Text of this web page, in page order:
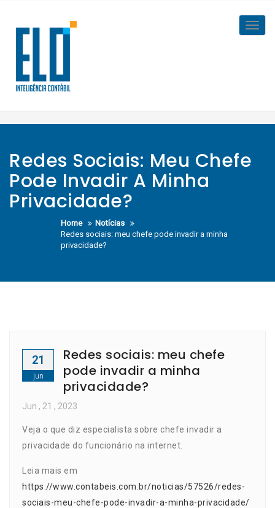
content
Redes Sociais: Meu Chefe
Pode Invadir A Minha
Privacidade?
Home
Notícias
Redes sociais: meu chefe pode invadir a minha
privacidade?
21
jun
Redes sociais: meu chefe
pode invadir a minha
privacidade?
Jun , 21 , 2023
Veja o que diz especialista sobre chefe invadir a
privacidade do funcionário na internet.
Leia mais em
https://www.contabeis.com.br/noticias/57526/redes-
sociais-meu-chefe-pode-invadir-a-minha-privacidade/